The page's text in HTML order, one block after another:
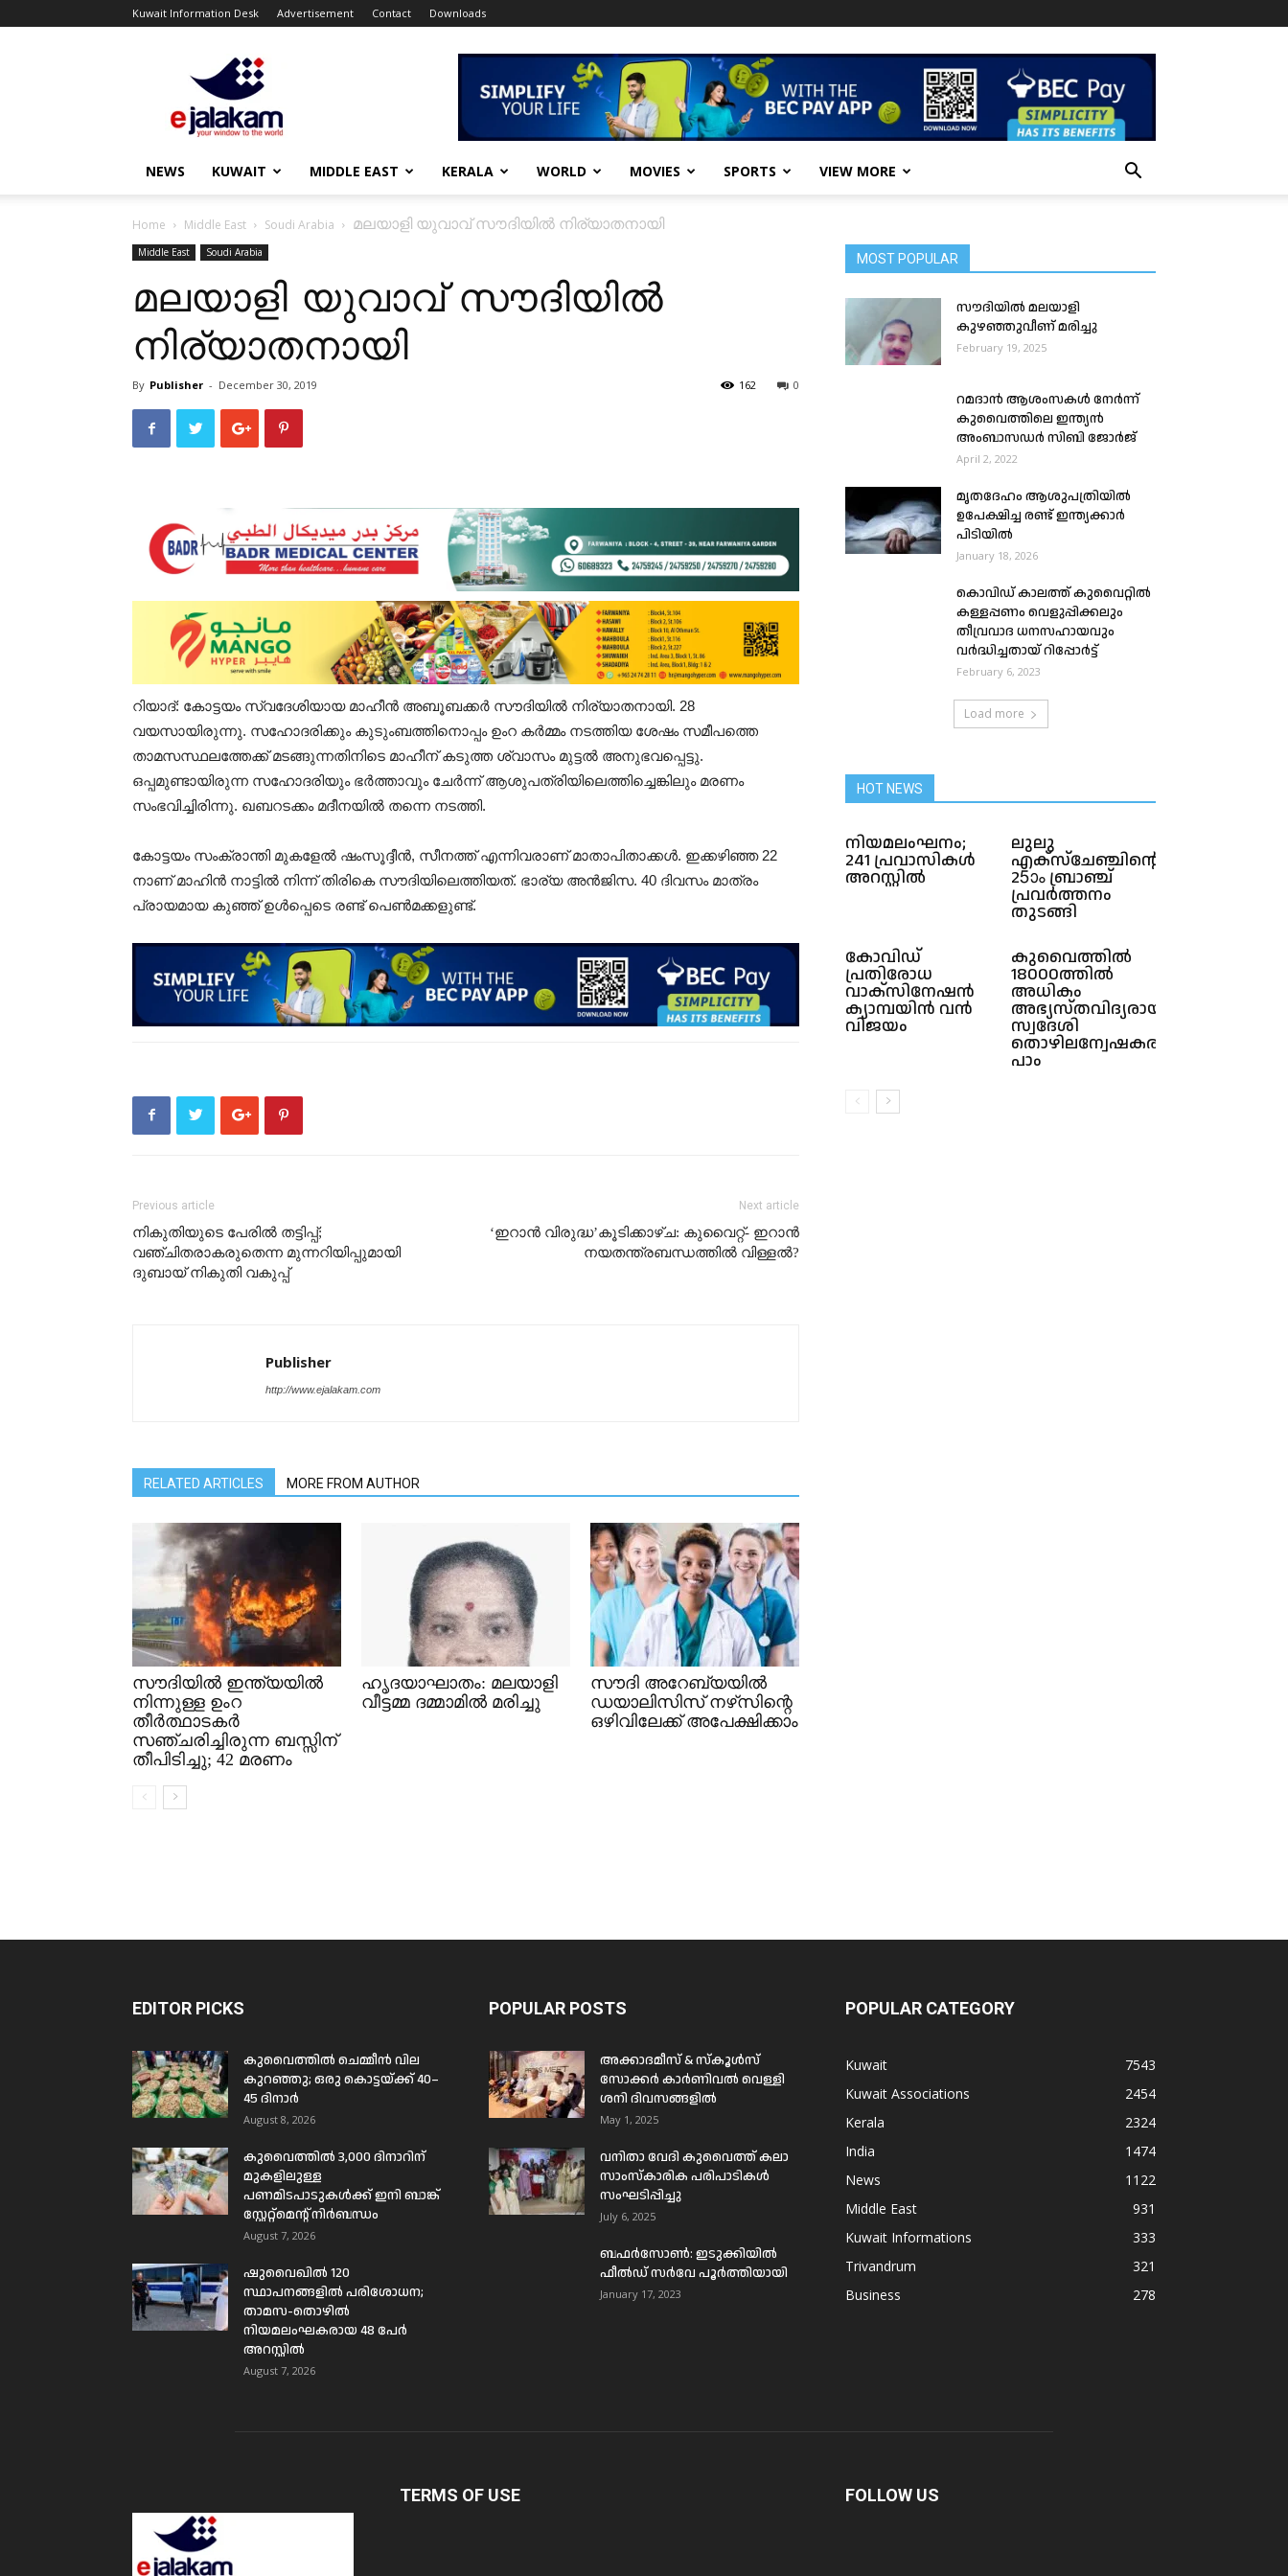
Kuwait Information Desk Advertisement Contact Downloads
ejalakam
NEWS KUWAIT MIDDLE EAST KERALA WORLD MOVIES SPORTS VIEW MORE
Home Middle East Soudi Arabia മലയാളി യുവാവ് സൗദിയിൽ നിര്യാതനായി
Middle East Soudi Arabia
മലയാളി യുവാവ് സൗദിയിൽ
നിര്യാതനായി
By Publisher - December 30, 2019 0
162
റിയാദ്: കോട്ടയം സ്വദേശിയായ മാഹീൻ അബൂബക്കർ സൗദിയില്‍ നിര്യാതനായി. 28
വയസായിരുന്നു. സഹോദരിക്കും കുട‌ുംബത്തിനൊപ്പം ഉംറ കർമ്മം നടത്തിയ ശേഷം സമീപത്തെ
താമസസ്ഥലത്തേക്ക് മടങ്ങുന്നതിനിടെ മാഹീന് കടുത്ത ശ്വാസം മുട്ടൽ അനുഭവപ്പെട്ടു.
ഒപ്പമുണ്ടായിരുന്ന സഹോദരിയും ഭർത്താവും ചേർന്ന് ആശുപത്രിയിലെത്തിച്ചെങ്കിലും മരണം
സംഭവിച്ചിരിന്നു. ഖബറടക്കം മദീനയിൽ തന്നെ നടത്തി.
കോട്ടയം സംക്രാന്തി മുകളേൽ ഷംസൂദ്ദീൻ, സീനത്ത് എന്നിവരാണ് മാതാപിതാക്കൾ. ഇക്കഴിഞ്ഞ 22
നാണ് മാഹിൻ നാട്ടിൽ നിന്ന് തിരികെ സൗദിയിലെത്തിയത്. ഭാര്യ അൻജിസ. 40 ദിവസം മാത്രം
പ്രായമായ കുഞ്ഞ് ഉൾപ്പെടെ രണ്ട് പെൺമക്കളുണ്ട്.
Previous article
നികുതിയുടെ പേരിൽ തട്ടിപ്പ്;
വഞ്ചിതരാകരുതെന്ന മുന്നറിയിപ്പുമായി
ദുബായ് നികുതി വകുപ്പ്
Next article
‘ഇറാൻ വിരുദ്ധ’കൂടിക്കാഴ്ച: കുവൈറ്റ്- ഇറാൻ
നയതന്ത്രബന്ധത്തിൽ വിള്ളല്‍?
Publisher
http://www.ejalakam.com
RELATED ARTICLES MORE FROM AUTHOR
സൗദിയിൽ ഇന്ത്യയിൽ
നിന്നുള്ള ഉംറ
തീർത്ഥാടകർ
സഞ്ചരിച്ചിരുന്ന ബസ്സിന്
തീപിടിച്ചു; 42 മരണം
ഹൃദയാഘാതം: മലയാളി
വീട്ടമ്മ ദമ്മാമിൽ മരിച്ചു
സൗദി അറേബ്യയില്‍
ഡയാലിസിസ് നഴ്‌സിന്റെ
ഒഴിവിലേക്ക് അപേക്ഷിക്കാം
MOST POPULAR
സൗദിയിൽ മലയാളി
കുഴഞ്ഞുവീണ് മരിച്ചു
February 19, 2025
റമദാൻ ആശംസകൾ നേർന്ന്
കുവൈത്തിലെ ഇന്ത്യൻ
അംബാസഡർ സിബി ജോർജ്
April 2, 2022
മൃതദേഹം ആശുപത്രിയിൽ
ഉപേക്ഷിച്ച രണ്ട് ഇന്ത്യക്കാർ
പിടിയിൽ
January 18, 2026
കൊവിഡ് കാലത്ത് കുവൈറ്റിൽ
കള്ളപ്പണം വെളുപ്പിക്കലും
തീവ്രവാദ ധനസഹായവും
വർദ്ധിച്ചതായ് റിപ്പോർട്ട്
February 6, 2023
Load more
HOT NEWS
നിയമലംഘനം;
241 പ്രവാസികൾ
അറസ്റ്റിൽ
ലുലു
എക്സ്ചേഞ്ചിന്റെ
25ാം ബ്രാഞ്ച്
പ്രവർത്തനം
തുടങ്ങി
കോവിഡ്
പ്രതിരോധ
വാക്സിനേഷൻ
ക്യാമ്പയിൻ വൻ
വിജയം
കുവൈത്തിൽ
18000ത്തിൽ
അധികം
അഭ്യസ്തവിദ്യരായ
സ്വദേശി
തൊഴിലന്വേഷകരുള്ളതായി
പാം
EDITOR PICKS
കുവൈത്തിൽ ചെമ്മീൻ വില
കുറഞ്ഞു; ഒരു കൊട്ടയ്ക്ക് 40–
45 ദിനാർ
August 8, 2026
കുവൈത്തിൽ 3,000 ദിനാറിന്
മുകളിലുള്ള
പണമിടപാടുകൾക്ക് ഇനി ബാങ്ക്
സ്റ്റേറ്റ്മെന്റ് നിർബന്ധം
August 7, 2026
ഷുവൈഖിൽ 120
സ്ഥാപനങ്ങളിൽ പരിശോധന;
താമസ-തൊഴിൽ
നിയമലംഘകരായ 48 പേർ
അറസ്റ്റിൽ
August 7, 2026
POPULAR POSTS
അക്കാദമീസ് & സ്കൂൾസ്
സോക്കർ കാർണിവൽ വെള്ളി
ശനി ദിവസങ്ങളിൽ
May 1, 2025
വനിതാ വേദി കുവൈത്ത് കലാ
സാംസ്കാരിക പരിപാടികൾ
സംഘടിപ്പിച്ചു
July 6, 2025
ബഫര്‍സോണ്‍: ഇടുക്കിയില്‍
ഫീല്‍ഡ് സര്‍വേ പൂര്‍ത്തിയായി
January 17, 2023
POPULAR CATEGORY
Kuwait
7543
Kuwait Associations
2454
Kerala
2324
India
1474
News
1122
Middle East
931
Kuwait Informations
333
Trivandrum
321
Business
278
TERMS OF USE FOLLOW US